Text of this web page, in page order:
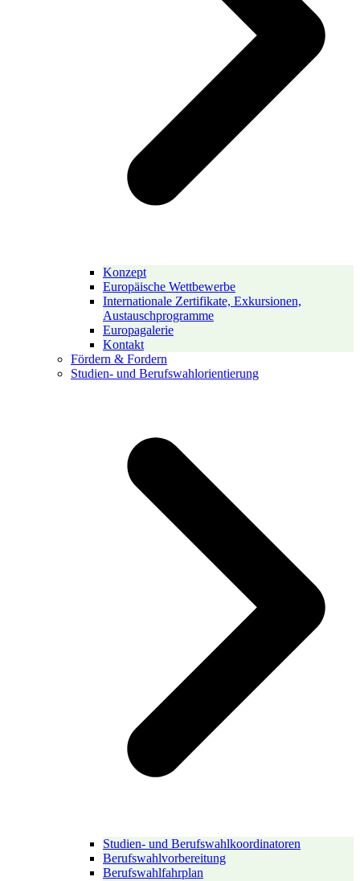
Konzept
Europäische Wettbewerbe
Internationale Zertifikate, Exkursionen,
Austauschprogramme
Europagalerie
Kontakt
Fördern & Fordern
Studien- und Berufswahlorientierung
Studien- und Berufswahlkoordinatoren
Berufswahlvorbereitung
Berufswahlfahrplan